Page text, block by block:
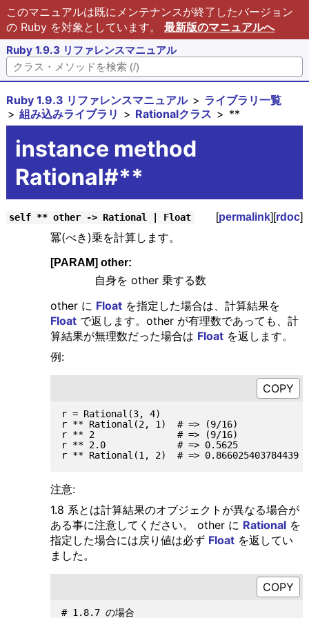
このマニュアルは既にメンテナンスが終了したバージョン
の Ruby を対象としています。 最新版のマニュアルへ
Ruby 1.9.3 リファレンスマニュアル
Ruby 1.9.3 リファレンスマニュアル
ライブラリ一覧
組み込みライブラリ
Rationalクラス **
instance method
Rational#**
self ** other -> Rational | Float [permalink][rdoc]
冪(べき)乗を計算します。
[PARAM] other:
自身を other 乗する数
other に Floatを指定した場合は、計算結果を
Floatで返します。other が有理数であっても、計
算結果が無理数だった場合は Floatを返します。
例:
r = Rational(3, 4)
r ** Rational(2, 1)  # => (9/16)
r ** 2               # => (9/16)
r ** 2.0             # => 0.5625
r ** Rational(1, 2)  # => 0.866025403784439
注意:
1.8 系とは計算結果のオブジェクトが異なる場合が
ある事に注意してください。 other に Rationalを
指定した場合には戻り値は必ず Floatを返してい
ました。
# 1.8.7 の場合